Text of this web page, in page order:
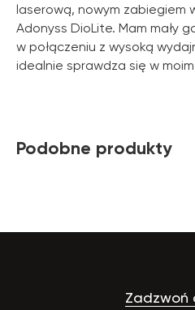
laserową, nowym zabiegiem
Adonyss DioLite. Mam mały
w połączeniu z wysoką
idealnie sprawdza się w
Podobne produkty
Zadzwoń